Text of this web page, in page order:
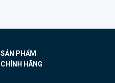
SẢN PHẨM
CHÍNH HÃNG